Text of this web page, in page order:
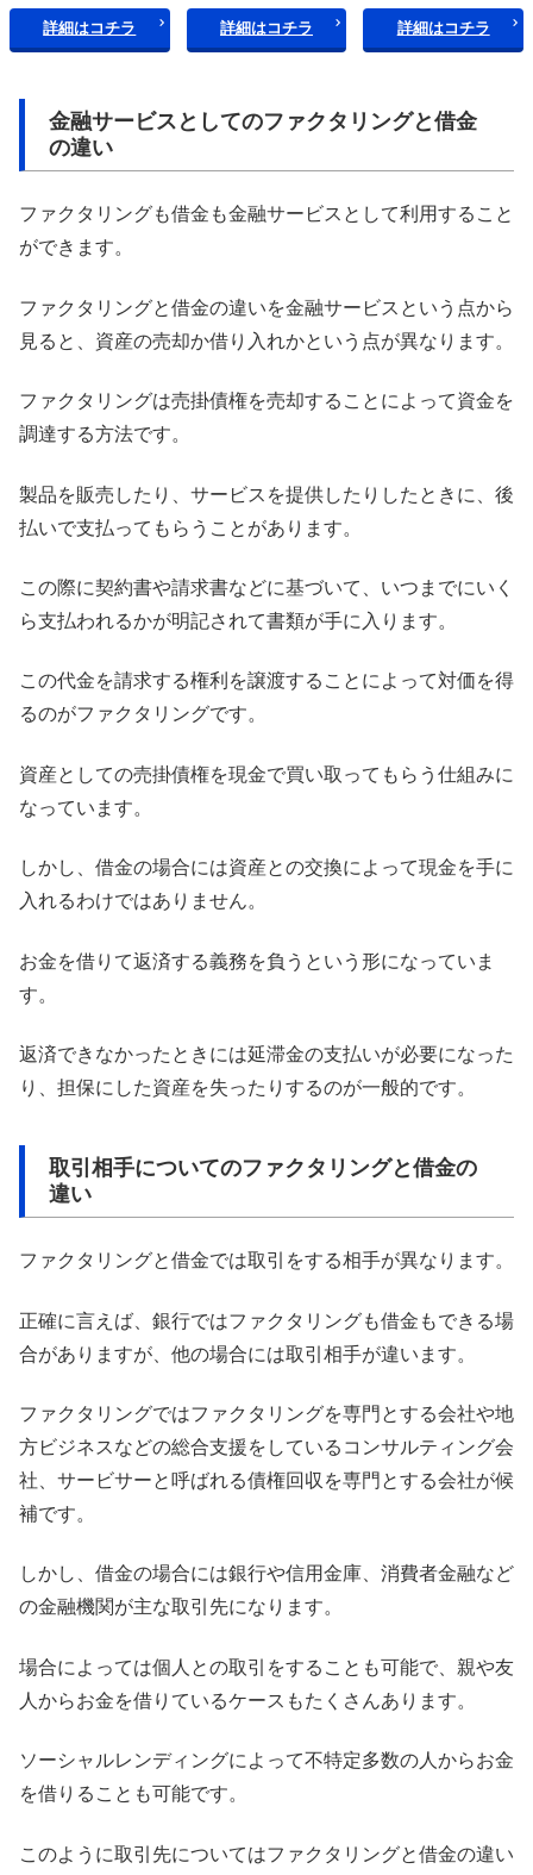
詳細はコチラ 詳細はコチラ 詳細はコチラ
金融サービスとしてのファクタリングと借金
の違い
ファクタリングも借金も金融サービスとして利用すること
ができます。
ファクタリングと借金の違いを金融サービスという点から
見ると、資産の売却か借り入れかという点が異なります。
ファクタリングは売掛債権を売却することによって資金を
調達する方法です。
製品を販売したり、サービスを提供したりしたときに、後
払いで支払ってもらうことがあります。
この際に契約書や請求書などに基づいて、いつまでにいく
ら支払われるかが明記されて書類が手に入ります。
この代金を請求する権利を譲渡することによって対価を得
るのがファクタリングです。
資産としての売掛債権を現金で買い取ってもらう仕組みに
なっています。
しかし、借金の場合には資産との交換によって現金を手に
入れるわけではありません。
お金を借りて返済する義務を負うという形になっていま
す。
返済できなかったときには延滞金の支払いが必要になった
り、担保にした資産を失ったりするのが一般的です。
取引相手についてのファクタリングと借金の
違い
ファクタリングと借金では取引をする相手が異なります。
正確に言えば、銀行ではファクタリングも借金もできる場
合がありますが、他の場合には取引相手が違います。
ファクタリングではファクタリングを専門とする会社や地
方ビジネスなどの総合支援をしているコンサルティング会
社、サービサーと呼ばれる債権回収を専門とする会社が候
補です。
しかし、借金の場合には銀行や信用金庫、消費者金融など
の金融機関が主な取引先になります。
場合によっては個人との取引をすることも可能で、親や友
人からお金を借りているケースもたくさんあります。
ソーシャルレンディングによって不特定多数の人からお金
を借りることも可能です。
このように取引先についてはファクタリングと借金の違い